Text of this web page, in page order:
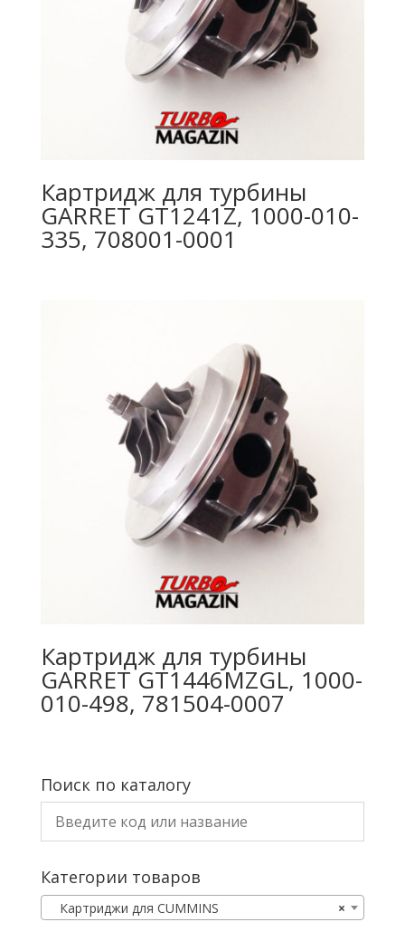
Картридж для турбины
GARRET GT1241Z, 1000-010-
335, 708001-0001
Картридж для турбины
GARRET GT1446MZGL, 1000-
010-498, 781504-0007
Поиск по каталогу
Категории товаров
×
Картриджи для CUMMINS